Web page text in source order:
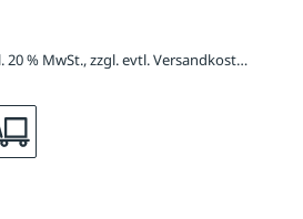
5.790,00 € / Stück inkl. 20 % MwSt., zzgl. evtl. Versandkosten